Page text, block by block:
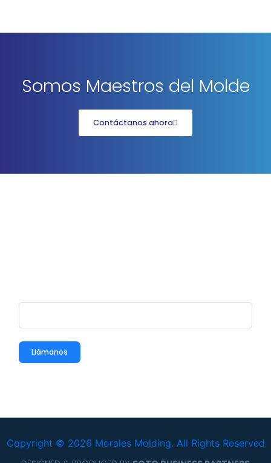
Somos Maestros del Molde
Contáctanos ahora
Llámanos
Copyright © 2026 Morales Molding. All Rights Reserved